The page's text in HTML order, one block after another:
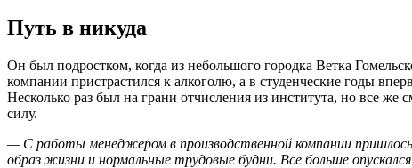
Путь в никуда
Он был подростком, когда из небольшого городка Ветка
компании пристрастился к алкоголю, а в студенческие годы
Несколько раз был на грани отчисления из института, но все
силу.
— С работы менеджером в производственной компании
образ жизни и нормальные трудовые будни. Все больше